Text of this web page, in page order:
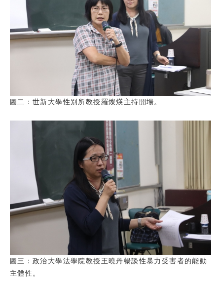
圖二：世新大學性別所教授羅燦煐主持開場。
圖三：政治大學法學院教授王曉丹暢談性暴力受害者的能動
主體性。